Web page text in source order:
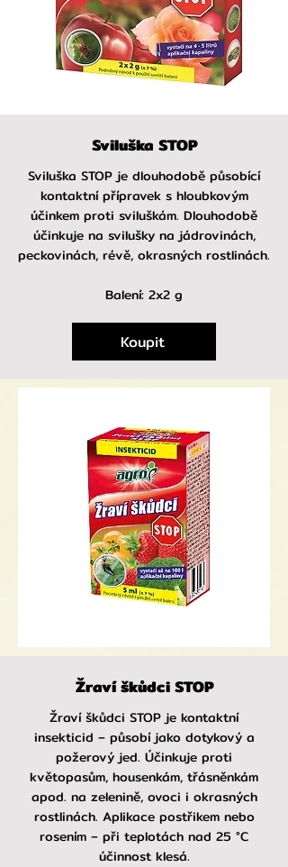
Sviluška STOP
Sviluška STOP je dlouhodobě působící
kontaktní přípravek s hloubkovým
účinkem proti sviluškám. Dlouhodobě
účinkuje na svilušky na jádrovinách,
peckovinách, révě, okrasných rostlinách.
Balení: 2x2 g
Koupit
Žraví škůdci STOP
Žraví škůdci STOP je kontaktní
insekticid – působí jako dotykový a
požerový jed. Účinkuje proti
květopasům, housenkám, třásněnkám
apod. na zelenině, ovoci i okrasných
rostlinách. Aplikace postřikem nebo
rosením – při teplotách nad 25 °C
účinnost klesá.